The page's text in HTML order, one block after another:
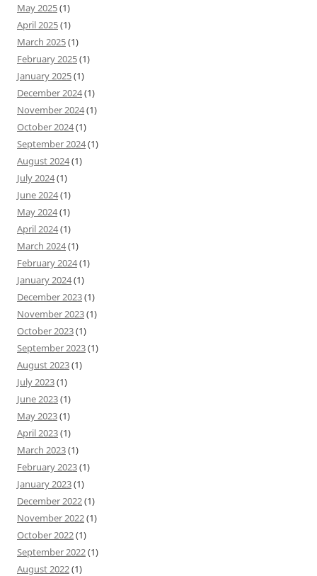
May 2025(1)
April 2025(1)
March 2025(1)
February 2025(1)
January 2025(1)
December 2024(1)
November 2024(1)
October 2024(1)
September 2024(1)
August 2024(1)
July 2024(1)
June 2024(1)
May 2024(1)
April 2024(1)
March 2024(1)
February 2024(1)
January 2024(1)
December 2023(1)
November 2023(1)
October 2023(1)
September 2023(1)
August 2023(1)
July 2023(1)
June 2023(1)
May 2023(1)
April 2023(1)
March 2023(1)
February 2023(1)
January 2023(1)
December 2022(1)
November 2022(1)
October 2022(1)
September 2022(1)
August 2022(1)